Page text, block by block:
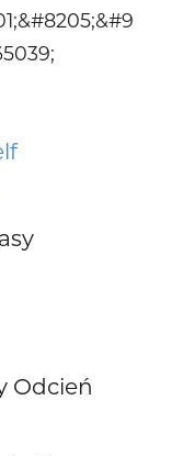
Odcień